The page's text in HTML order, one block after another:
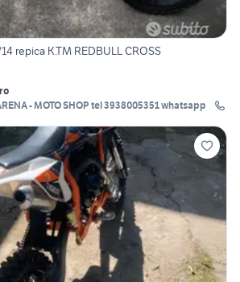
repica K.TM REDBULL CROSS
- MOTO SHOP tel 3938005351 whatsapp